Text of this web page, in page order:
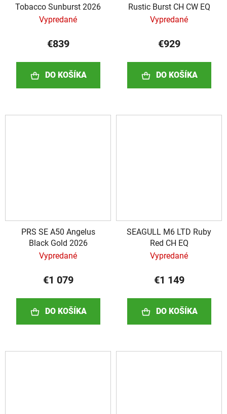
Tobacco Sunburst 2026
Vypredané
€839
DO KOŠÍKA
Rustic Burst CH CW EQ
Vypredané
€929
DO KOŠÍKA
PRS SE A50 Angelus
Black Gold 2026
Vypredané
€1 079
DO KOŠÍKA
SEAGULL M6 LTD Ruby
Red CH EQ
Vypredané
€1 149
DO KOŠÍKA